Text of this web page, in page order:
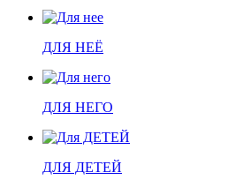
ДЛЯ НЕЁ
ДЛЯ НЕГО
ДЛЯ ДЕТЕЙ